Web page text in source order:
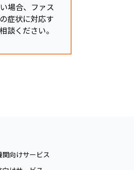
場合、ファス
症状に対応す
談ください。
関向けサービス